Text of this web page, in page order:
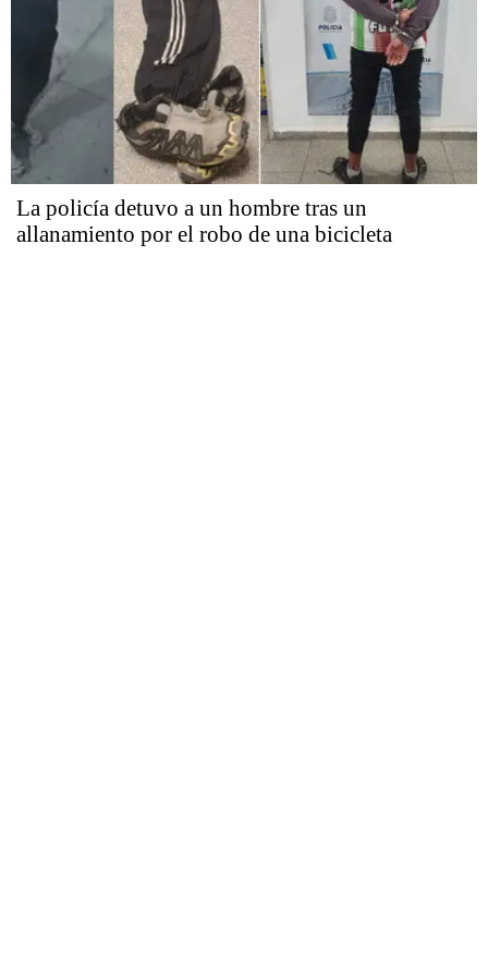
La policía detuvo a un hombre tras un
allanamiento por el robo de una bicicleta